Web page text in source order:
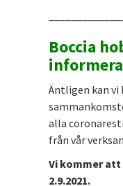
Boccia
Äntligen kan vi
alla
från vår
Vi kommer att
2.9.2021.